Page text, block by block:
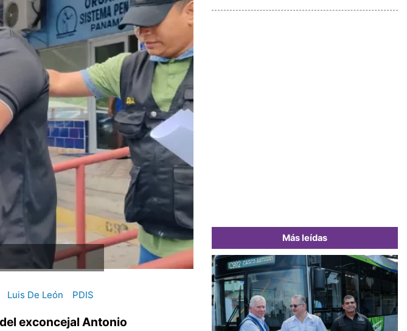
Luis De León PDIS
exconcejal Antonio
Más leídas